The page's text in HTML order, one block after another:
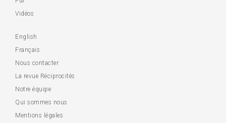
Vidéos
English
Français
Nous contacter
La revue Réciprocités
Notre équipe
Qui sommes nous
Mentions légales